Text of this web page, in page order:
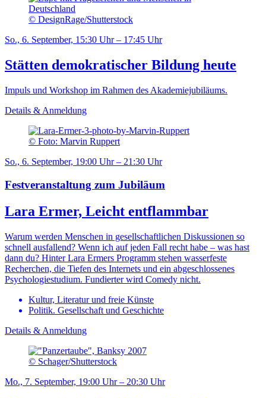
© DesignRage/Shutterstock
So., 6. September, 15:30 Uhr – 17:45 Uhr
Stätten demokratischer Bildung heute
Impuls und Workshop im Rahmen des Akademiejubiläums.
Details & Anmeldung
© Foto: Marvin Ruppert
So., 6. September, 19:00 Uhr – 21:30 Uhr
Festveranstaltung zum Jubiläum
Lara Ermer, Leicht entflammbar
Warum werden Menschen in gesellschaftlichen Diskussionen so
schnell ausfallend? Wenn ich auf jeden Fall recht habe – was hast
dann du? Hinter Lara Ermers Programm stehen wasserfeste
Recherchen, die Tiefen des Internets und ein abgeschlossenes
Psychologiestudium. Fundierter wird Comedy nicht.
Kultur, Literatur und freie Künste
Politik. Gesellschaft und Geschichte
Details & Anmeldung
© Schager/Shutterstock
Mo., 7. September, 19:00 Uhr – 20:30 Uhr